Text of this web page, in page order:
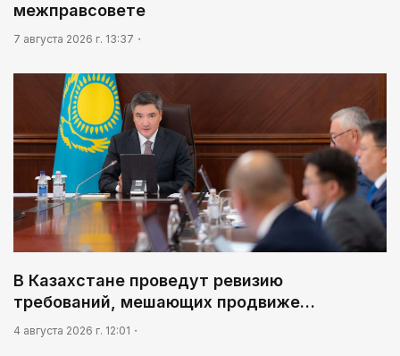
межправсовете
7 августа 2026 г. 13:37
В Казахстане проведут ревизию
требований, мешающих продвиже…
4 августа 2026 г. 12:01